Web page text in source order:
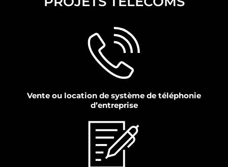
Vente ou location de système de téléphonie
d’entreprise